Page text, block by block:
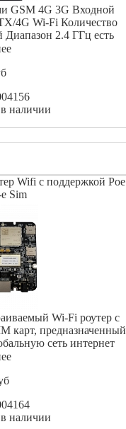
GSM 4G 3G Входной
4G Wi-Fi Количество
Диапазон 2.4 ГГц есть
Wi-Fi 802.11g есть
наличии
Wifi с поддержкой Poe
Sim
Wi-Fi роутер с
карт, предназначенный
сеть интернет
выполнено в виде
наличии